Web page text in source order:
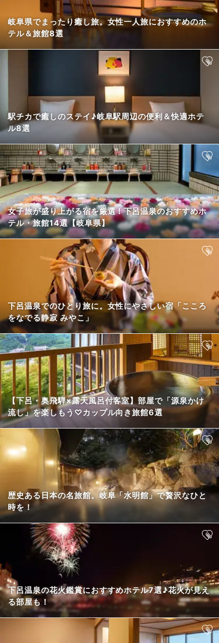
岐阜県でまったり癒し旅。女性一人旅におすすめのホ
テル＆旅館8選
駅チカで癒しのステイ♪岐阜駅周辺の便利＆快適ホテ
ル8選
女子旅が盛り上がる宿を厳選！下呂温泉のおすすめホ
テル・旅館14選【岐阜県】
下呂温泉でのひとり旅に。女性にやさしい宿「こころ
をなでる静寂 みやこ」
【下呂・奥飛騨×露天風呂付客室】部屋で「源泉かけ
流し」を楽しもう♡カップル向き旅館6選
歴史ある日本の名旅館。岐阜「水明館」で贅沢なひと
時を！
下呂温泉の花火鑑賞におすすめホテル7選♪花火が見え
る部屋も！